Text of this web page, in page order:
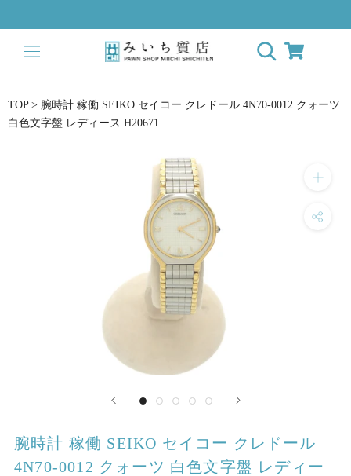
キ
て
コ
TOP > 腕時計 稼働 SEIKO セイコー クレドール 4N70-0012 クォーツ
白色文字盤 レディース H20671
腕時計 稼働 SEIKO セイコー クレドール
4N70-0012 クォーツ 白色文字盤 レディー